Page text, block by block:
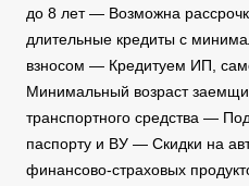
до 8 лет — Возможна
длительные кредиты с
взносом — Кредитуем ИП,
Минимальный возраст
транспортного средства —
паспорту и ВУ — Скидки на
финансово-страховых